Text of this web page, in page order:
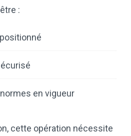
:
en vigueur
cette opération nécessite